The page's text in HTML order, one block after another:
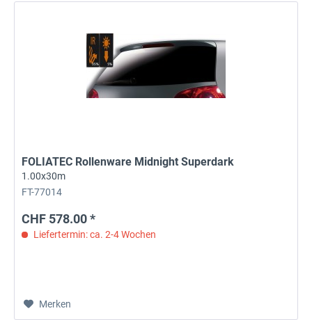
FOLIATEC Rollenware Midnight Superdark
1.00x30m
FT-77014
CHF 578.00 *
Liefertermin: ca. 2-4 Wochen
Merken